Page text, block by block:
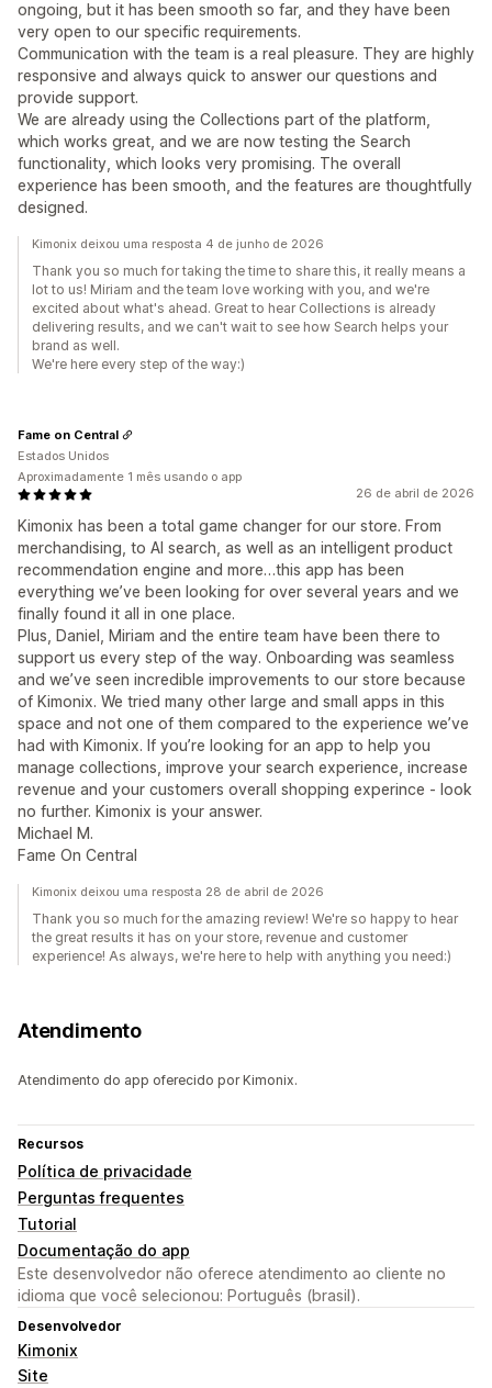
ongoing, but it has been smooth so far, and they have been
very open to our specific requirements.
Communication with the team is a real pleasure. They are highly
responsive and always quick to answer our questions and
provide support.
We are already using the Collections part of the platform,
which works great, and we are now testing the Search
functionality, which looks very promising. The overall
experience has been smooth, and the features are thoughtfully
designed.
Kimonix deixou uma resposta 4 de junho de 2026
Thank you so much for taking the time to share this, it really means a
lot to us! Miriam and the team love working with you, and we're
excited about what's ahead. Great to hear Collections is already
delivering results, and we can't wait to see how Search helps your
brand as well.
We're here every step of the way:)
26 de abril de 2026
Kimonix has been a total game changer for our store. From
merchandising, to AI search, as well as an intelligent product
recommendation engine and more…this app has been
everything we’ve been looking for over several years and we
finally found it all in one place.
Plus, Daniel, Miriam and the entire team have been there to
support us every step of the way. Onboarding was seamless
and we’ve seen incredible improvements to our store because
of Kimonix. We tried many other large and small apps in this
space and not one of them compared to the experience we’ve
had with Kimonix. If you’re looking for an app to help you
manage collections, improve your search experience, increase
revenue and your customers overall shopping experince - look
no further. Kimonix is your answer.
Michael M.
Fame On Central
Fame on Central
Estados Unidos
Aproximadamente 1 mês usando o app
Kimonix deixou uma resposta 28 de abril de 2026
Thank you so much for the amazing review! We're so happy to hear
the great results it has on your store, revenue and customer
experience! As always, we're here to help with anything you need:)
Atendimento
Atendimento do app oferecido por Kimonix.
Recursos
Política de privacidade
Perguntas frequentes
Tutorial
Documentação do app
Este desenvolvedor não oferece atendimento ao cliente no
idioma que você selecionou: Português (brasil).
Desenvolvedor
Kimonix
Site